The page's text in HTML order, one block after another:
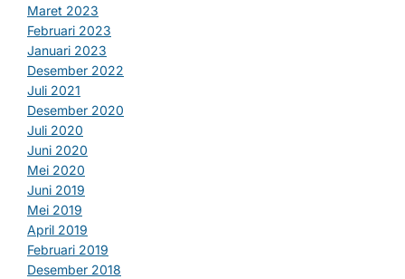
Maret 2023
Februari 2023
Januari 2023
Desember 2022
Juli 2021
Desember 2020
Juli 2020
Juni 2020
Mei 2020
Juni 2019
Mei 2019
April 2019
Februari 2019
Desember 2018